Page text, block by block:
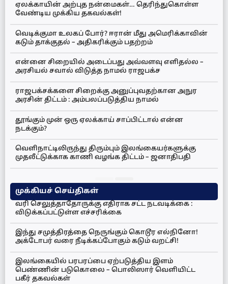
ஏலக்காயின் அற்புத நன்மைகள்… தெரிந்துகொள்ள
வேண்டிய முக்கிய தகவல்கள்!
வெடிக்குமா உலகப் போர்? ஈரான் மீது அமெரிக்காவின்
கடும் தாக்குதல் – அதிகரிக்கும் பதற்றம்
என்னை சிறையில் அடைப்பது அவ்வளவு எளிதல்ல –
அரசியல் சவால் விடுத்த நாமல் ராஜபக்ச
ராஜபக்சக்களை சிறைக்கு அனுப்புவதற்கான அநுர
அரசின் திட்டம் : அம்பலப்படுத்திய நாமல்
தூங்கும் முன் ஒரு ஏலக்காய் சாப்பிட்டால் என்ன
நடக்கும்?
வெளிநாட்டிலிருந்து திரும்பும் இலங்கையர்களுக்கு
முதலீட்டுக்காக காணி வழங்க திட்டம் – ஜனாதிபதி
முக்கியச் செய்திகள்
வரி செலுத்தாதோருக்கு எதிராக சட்ட நடவடிக்கை :
விடுக்கப்பட்டுள்ள எச்சரிக்கை
இந்து சமுத்திரத்தை நெருங்கும் கொடூர எல்நினோ!
அக்டோபர் வரை நீடிக்கப்போகும் கடும் வறட்சி!
இலங்கையில் பரபரப்பை ஏற்படுத்திய இளம்
பெண்ணின் படுகொலை – பொலிஸார் வெளியிட்ட
பகீர் தகவல்கள்